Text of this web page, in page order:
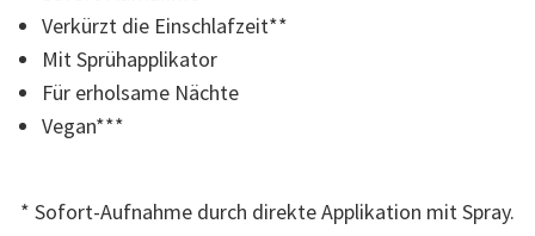
der
Bewertung.
Read
4
Reviews.
Link
auf
Verkürzt die Einschlafzeit**
Mit Sprühapplikator
Für erholsame Nächte
Vegan***
* Sofort-Aufnahme durch direkte Applikation mit Spray.